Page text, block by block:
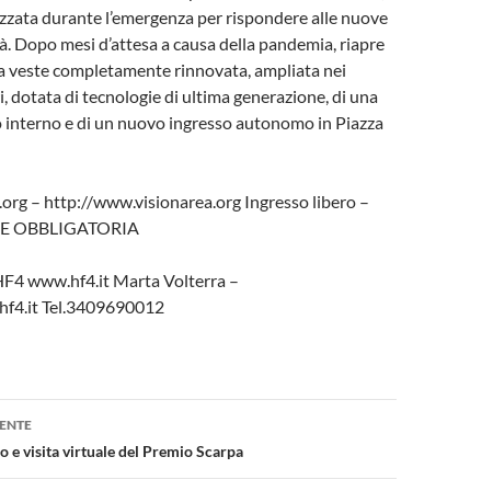
durante l’emergenza per rispondere alle nuove
Dopo mesi d’attesa a causa della pandemia, riapre
veste completamente rinnovata, ampliata nei
dotata di tecnologie di ultima generazione, di una
e di un nuovo ingresso autonomo in Piazza
– http://www.visionarea.org Ingresso libero –
OBBLIGATORIA
www.hf4.it Marta Volterra –
Tel.3409690012
e visita virtuale del Premio Scarpa